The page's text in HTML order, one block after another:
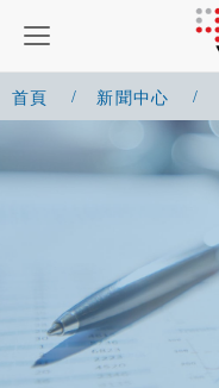
首頁 新聞中心